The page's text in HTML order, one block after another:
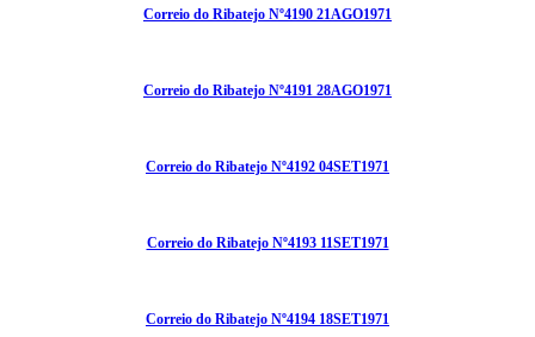
Correio do Ribatejo Nº4190 21AGO1971
Correio do Ribatejo Nº4191 28AGO1971
Correio do Ribatejo Nº4192 04SET1971
Correio do Ribatejo Nº4193 11SET1971
Correio do Ribatejo Nº4194 18SET1971